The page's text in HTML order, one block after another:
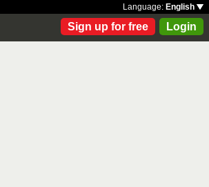
Language: English
Sign up for free Login